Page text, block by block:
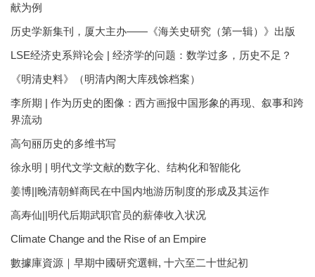
献为例
历史学新集刊，厦大主办——《海关史研究（第一辑）》出版
LSE经济史系辩论会 | 经济学的问题：数学过多，历史不足？
《明清史料》（明清内阁大库残馀档案）
李所期 | 作为历史的图像：西方画报中国形象的再现、叙事和跨
界流动
高句丽历史的多维书写
徐永明 | 明代文学文献的数字化、结构化和智能化
姜博||晚清朝鲜商民在中国内地游历制度的形成及其运作
高寿仙||明代后期武职官员的薪俸收入状况
Climate Change and the Rise of an Empire
數據庫資源｜早期中國研究選輯, 十六至二十世紀初